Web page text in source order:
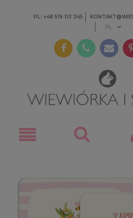
PL: +48 519 113 345